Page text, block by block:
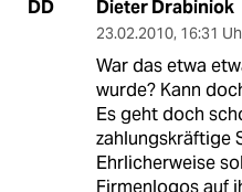
DD Dieter Drabiniok
23.02.2010, 16:31
War das etwa
wurde? Kann
Es geht doch
zahlungskräftige
Ehrlicherweise
Firmenlogos auf